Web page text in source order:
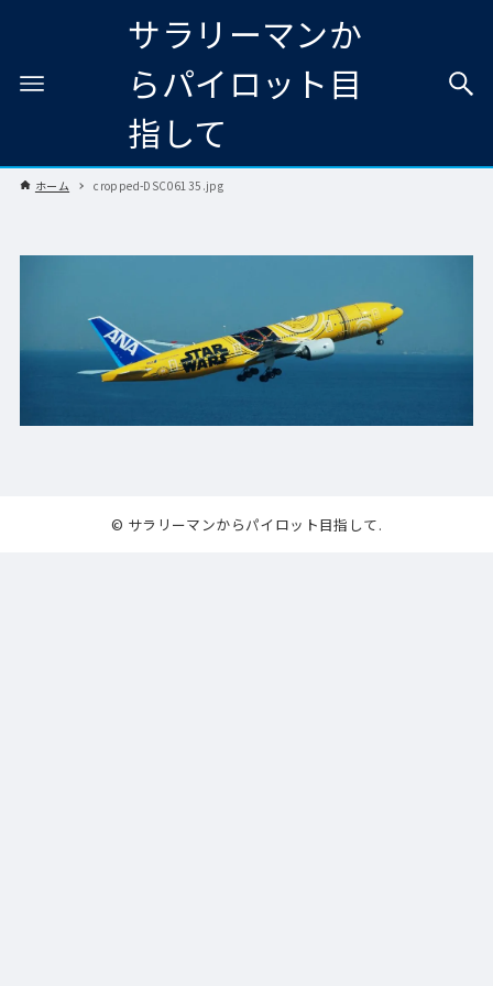
サラリーマンか
らパイロット目
指して
ホーム cropped-DSC06135.jpg
© サラリーマンからパイロット目指して.